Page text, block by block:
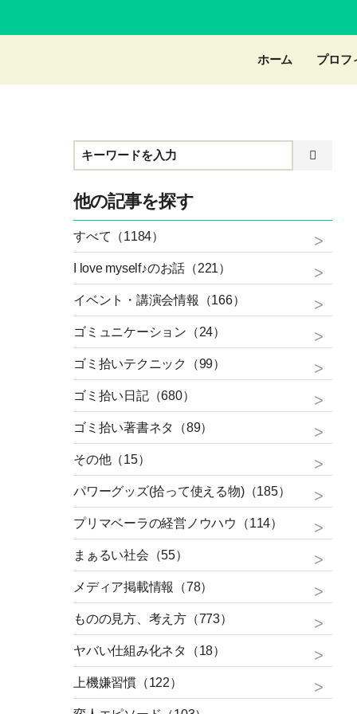
ホーム プロフ
他の記事を探す
すべて（1184）
I love myself♪のお話（221）
イベント・講演会情報（166）
ゴミュニケーション（24）
ゴミ拾いテクニック（99）
ゴミ拾い日記（680）
ゴミ拾い著書ネタ（89）
その他（15）
パワーグッズ(拾って使える物)（185）
プリマベーラの経営ノウハウ（114）
まぁるい社会（55）
メディア掲載情報（78）
ものの見方、考え方（773）
ヤバい仕組み化ネタ（18）
上機嫌習慣（122）